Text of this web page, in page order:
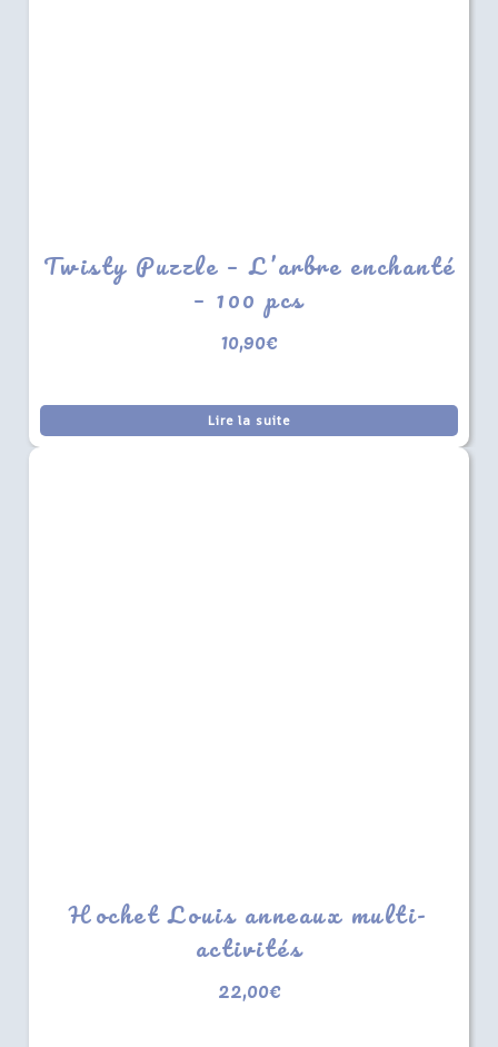
Twisty Puzzle – L’arbre enchanté
– 100 pcs
10,90€
Lire la suite
Hochet Louis anneaux multi-
activités
22,00€